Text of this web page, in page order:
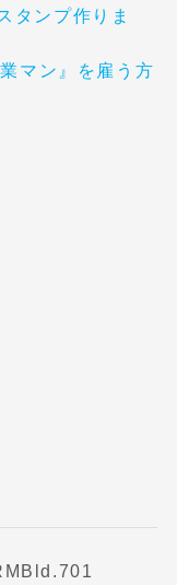
タンプ作りま
マン』を雇う方